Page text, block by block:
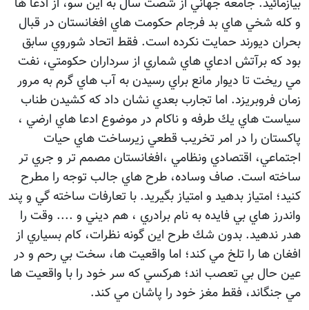
بيازمائيد. جامعه جهاني از شصت سال به اين سو، از ادعا ها
و كله شخي هاي بد فرجام حكومت هاي افغانستان در قبال
بحران ديورند حمايت نكرده است. فقط اتحاد شوروي سابق
بود كه برآتش ادعاي هاي شماري از سرداران حكومتي، نفت
مي ريخت تا ديوار مانع براي رسيدن به آب هاي گرم به مرور
زمان فروبريزد. اما تجارب بعدي نشان داد كه كشيدن طناب
سياست هاي يك طرفه و ناكام در موضوع ادعا هاي ارضي ،
پاكستان را در امر تخريب قطعي زيرساخت هاي حيات
اجتماعي، اقتصادي ونظامي ،افغانستان مصمم تر و جري تر
ساخته است. صاف وساده، طرح هاي جالب توجه را مطرح
كنيد؛ امتياز بدهيد و امتياز بگيريد. با تعارفات ساخته گي و پند
واندرز هاي بي فايده به نام برادري ، هم ديني و .... وقت را
هدر ندهيد. بدون شك طرح اين گونه نظرات، كام بسياري از
افغان ها را تلخ مي كند؛ اما واقعيت ها، سخت بي رحم و در
عين حال بي تعصب اند؛ هركسي كه سر خود را با واقعيت ها
مي جنگاند، فقط مغز خود را پاشان مي كند.